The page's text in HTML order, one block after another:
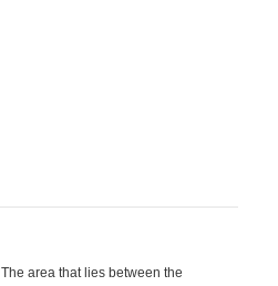
The area that lies between the